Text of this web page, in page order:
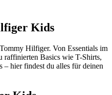
Kids
Hilfiger. Von Essentials im
raffinierten Basics wie T-Shirts,
– hier findest du alles für deinen